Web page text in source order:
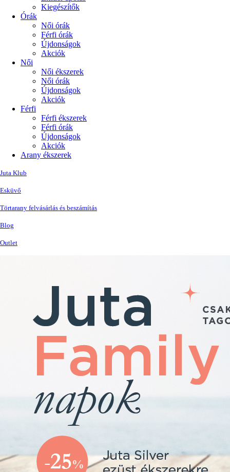
Kiegészítők
Órák
Női órák
Férfi órák
Újdonságok
Akciók
Női
Női ékszerek
Női órák
Újdonságok
Akciók
Férfi
Férfi ékszerek
Férfi órák
Újdonságok
Akciók
Arany ékszerek
Juta Klub
Esküvő
Törtarany felvásárlás és beszámítás
Blog
Outlet